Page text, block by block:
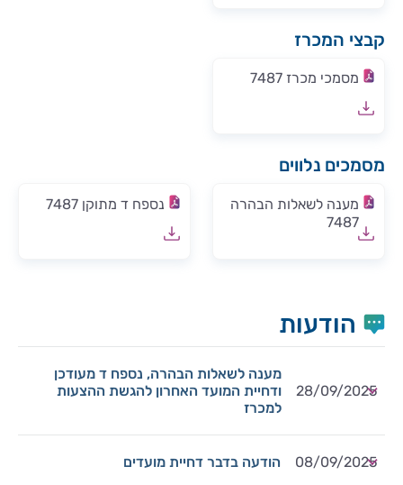
קבצי המכרז
מסמכי מכרז 7487
מסמכים נלווים
מענה לשאלות הבהרה
7487
נספח ד מתוקן 7487
הודעות
28/09/2025
מענה לשאלות הבהרה, נספח ד מעודכן
ודחיית המועד האחרון להגשת ההצעות
למכרז
08/09/2025 הודעה בדבר דחיית מועדים